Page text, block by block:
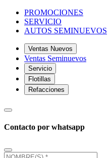
PROMOCIONES
SERVICIO
AUTOS SEMINUEVOS
Ventas Nuevos
Ventas Seminuevos
Servicio
Flotillas
Refacciones
Contacto por whatsapp